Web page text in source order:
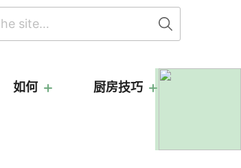
如何 厨房技巧